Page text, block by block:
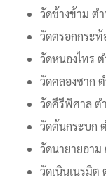
วัดช้างข้าม ต
วัดตรอกกระ
วัดหนองไทร
วัดคลองซาก
วัดคีรีพิศาล ต
วัดต้นกระบก
วัดนายายอาม
วัดเนินเนรมิต